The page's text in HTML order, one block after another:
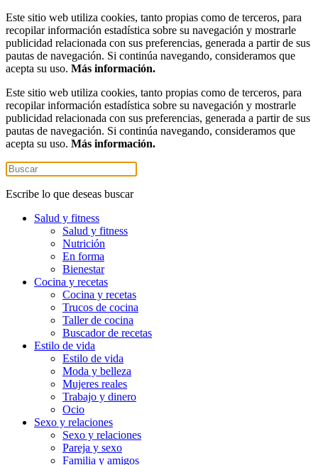
Este sitio web utiliza cookies, tanto propias como de terceros, para
recopilar información estadística sobre su navegación y mostrarle
publicidad relacionada con sus preferencias, generada a partir de sus
pautas de navegación. Si continúa navegando, consideramos que
acepta su uso. Más información.
Este sitio web utiliza cookies, tanto propias como de terceros, para
recopilar información estadística sobre su navegación y mostrarle
publicidad relacionada con sus preferencias, generada a partir de sus
pautas de navegación. Si continúa navegando, consideramos que
acepta su uso. Más información.
Escribe lo que deseas buscar
Salud y fitness
Salud y fitness
Nutrición
En forma
Bienestar
Cocina y recetas
Cocina y recetas
Trucos de cocina
Taller de cocina
Buscador de recetas
Estilo de vida
Estilo de vida
Moda y belleza
Mujeres reales
Trabajo y dinero
Ocio
Sexo y relaciones
Sexo y relaciones
Pareja y sexo
Familia y amigos